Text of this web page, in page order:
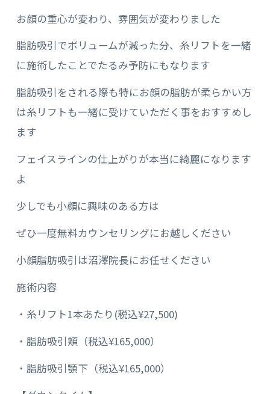
お顔の重心が変わり、雰囲気が変わりました
脂肪吸引でボリュームが減った分、糸リフトを一緒
に施術したことでたるみ予防にもなります
脂肪吸引をされる際も特にお顔の脂肪が柔らかい方
は糸リフトも一緒に受けていただく事をおすすめし
ます
フェイスラインの仕上がりが本当に綺麗になります
よ
少しでも小顔に興味のある方は
ぜひ一度無料カウンセリングにお越しください
小顔脂肪吸引は沼澤院長にお任せください
施術内容
・糸リフト1本あたり(税込¥27,500)
・脂肪吸引頬（税込¥165,000）
・脂肪吸引顎下（税込¥165,000）